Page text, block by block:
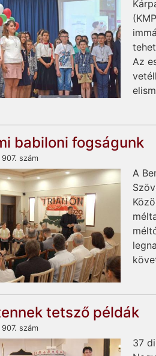
Az
babiloni fogságunk
szám
A
tetsző példák
szám
37